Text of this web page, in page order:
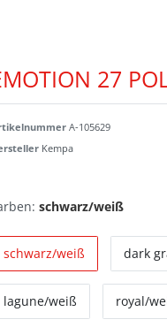
27
A-105629
Kempa
schwarz/weiß
schwarz/weiß dark
lagune/weiß royal/